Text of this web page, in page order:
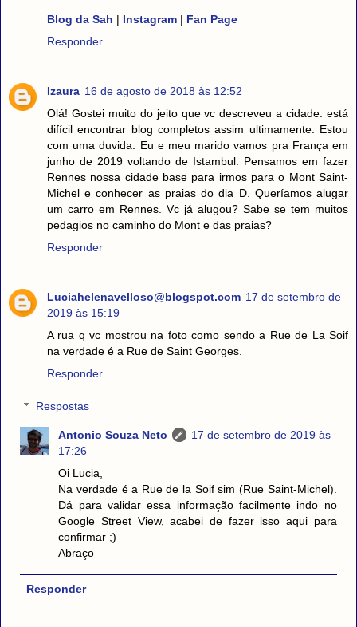
Blog da Sah | Instagram | Fan Page
Responder
Izaura 16 de agosto de 2018 às 12:52
Olá! Gostei muito do jeito que vc descreveu a cidade. está
difícil encontrar blog completos assim ultimamente. Estou
com uma duvida. Eu e meu marido vamos pra França em
junho de 2019 voltando de Istambul. Pensamos em fazer
Rennes nossa cidade base para irmos para o Mont Saint-
Michel e conhecer as praias do dia D. Queríamos alugar
um carro em Rennes. Vc já alugou? Sabe se tem muitos
pedagios no caminho do Mont e das praias?
Responder
Luciahelenavelloso@blogspot.com 17 de setembro de
2019 às 15:19
A rua q vc mostrou na foto como sendo a Rue de La Soif
na verdade é a Rue de Saint Georges.
Responder
Respostas
Antonio Souza Neto
17 de setembro de 2019 às
17:26
Oi Lucia,
Na verdade é a Rue de la Soif sim (Rue Saint-Michel).
Dá para validar essa informação facilmente indo no
Google Street View, acabei de fazer isso aqui para
confirmar ;)
Abraço
Responder